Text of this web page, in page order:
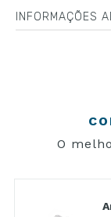
INFORMAÇÕES
O